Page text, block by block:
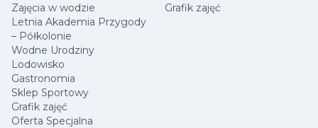
Zajęcia w wodzie
Letnia Akademia Przygody
– Półkolonie
Wodne Urodziny
Lodowisko
Gastronomia
Sklep Sportowy
Grafik zajęć
Oferta Specjalna
Grafik zajęć